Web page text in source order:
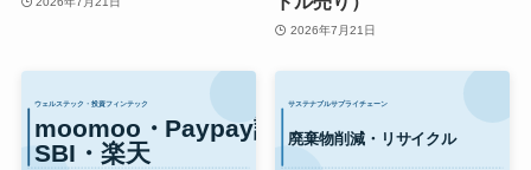
2026年7月21日